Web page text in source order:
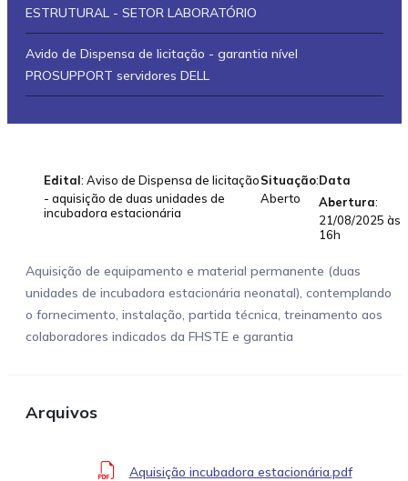
ESTRUTURAL - SETOR LABORATÓRIO
Avido de Dispensa de licitação - garantia nível
PROSUPPORT servidores DELL
Edital: Aviso de Dispensa de licitação
- aquisição de duas unidades de
incubadora estacionária
Situação:
Aberto
Data
Abertura:
21/08/2025 às
16h
Aquisição de equipamento e material permanente (duas
unidades de incubadora estacionária neonatal), contemplando
o fornecimento, instalação, partida técnica, treinamento aos
colaboradores indicados da FHSTE e garantia
Arquivos
Aquisição incubadora estacionária.pdf